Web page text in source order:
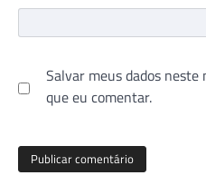
Salvar meus dados neste
que eu comentar.